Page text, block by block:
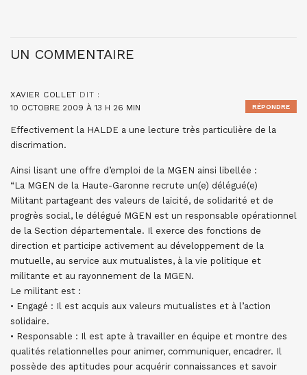
UN COMMENTAIRE
XAVIER COLLET DIT :
10 OCTOBRE 2009 À 13 H 26 MIN
Effectivement la HALDE a une lecture très particulière de la
discrimation.
Ainsi lisant une offre d’emploi de la MGEN ainsi libellée :
“La MGEN de la Haute-Garonne recrute un(e) délégué(e)
Militant partageant des valeurs de laïcité, de solidarité et de
progrès social, le délégué MGEN est un responsable opérationnel
de la Section départementale. Il exerce des fonctions de
direction et participe activement au développement de la
mutuelle, au service aux mutualistes, à la vie politique et
militante et au rayonnement de la MGEN.
Le militant est :
• Engagé : Il est acquis aux valeurs mutualistes et à l’action
solidaire.
• Responsable : Il est apte à travailler en équipe et montre des
qualités relationnelles pour animer, communiquer, encadrer. Il
possède des aptitudes pour acquérir connaissances et savoir
RÉPONDRE